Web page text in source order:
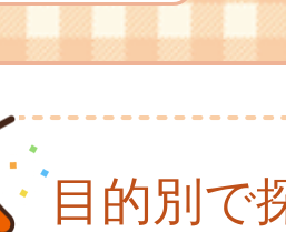
目的別で